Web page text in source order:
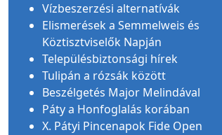
Vízbeszerzési alternatívák
Elismerések a Semmelweis és
Köztisztviselők Napján
Településbiztonsági hírek
Tulipán a rózsák között
Beszélgetés Major Melindával
Páty a Honfoglalás korában
X. Pátyi Pincenapok Fide Open